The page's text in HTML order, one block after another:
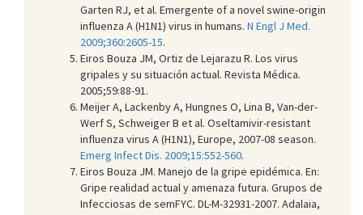
Garten RJ, et al. Emergente of a novel swine-origin
influenza A (H1N1) virus in humans. N Engl J Med.
2009;360:2605-15.
Eiros Bouza JM, Ortiz de Lejarazu R. Los virus
gripales y su situación actual. Revista Médica.
2005;59:88-91.
Meijer A, Lackenby A, Hungnes O, Lina B, Van-der-
Werf S, Schweiger B et al. Oseltamivir-resistant
influenza virus A (H1N1), Europe, 2007-08 season.
Emerg Infect Dis. 2009;15:552-560.
Eiros Bouza JM. Manejo de la gripe epidémica. En:
Gripe realidad actual y amenaza futura. Grupos de
Infecciosas de semFYC. DL-M-32931-2007. Adalaia,